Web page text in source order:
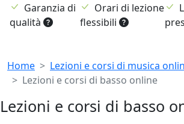
Garanzia di
qualità
Orari di lezione
flessibili
Breadcrumb
Home
Lezioni e corsi di musica
Lezioni e corsi di basso online
Lezioni e corsi di basso